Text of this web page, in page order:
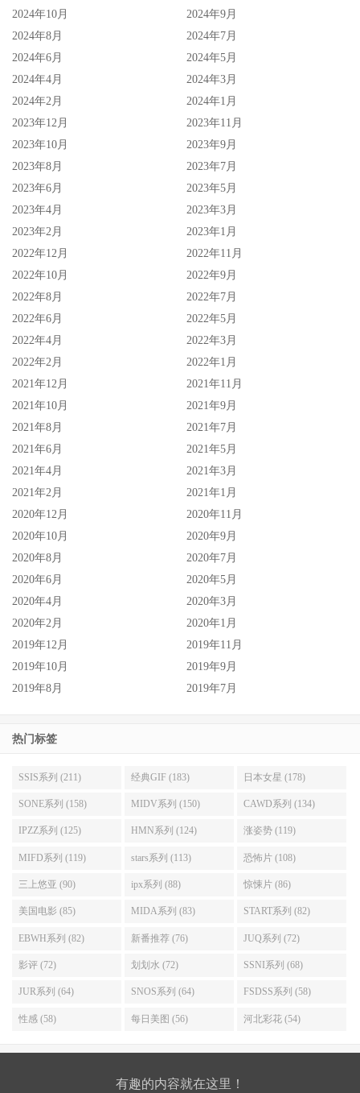
2024年10月
2024年9月
2024年8月
2024年7月
2024年6月
2024年5月
2024年4月
2024年3月
2024年2月
2024年1月
2023年12月
2023年11月
2023年10月
2023年9月
2023年8月
2023年7月
2023年6月
2023年5月
2023年4月
2023年3月
2023年2月
2023年1月
2022年12月
2022年11月
2022年10月
2022年9月
2022年8月
2022年7月
2022年6月
2022年5月
2022年4月
2022年3月
2022年2月
2022年1月
2021年12月
2021年11月
2021年10月
2021年9月
2021年8月
2021年7月
2021年6月
2021年5月
2021年4月
2021年3月
2021年2月
2021年1月
2020年12月
2020年11月
2020年10月
2020年9月
2020年8月
2020年7月
2020年6月
2020年5月
2020年4月
2020年3月
2020年2月
2020年1月
2019年12月
2019年11月
2019年10月
2019年9月
2019年8月
2019年7月
热门标签
SSIS系列 (211) 经典GIF (183) 日本女星 (178)
SONE系列 (158) MIDV系列 (150) CAWD系列 (134)
IPZZ系列 (125) HMN系列 (124) 涨姿势 (119)
MIFD系列 (119) stars系列 (113) 恐怖片 (108)
三上悠亚 (90) ipx系列 (88) 惊悚片 (86)
美国电影 (85) MIDA系列 (83) START系列 (82)
EBWH系列 (82) 新番推荐 (76) JUQ系列 (72)
影评 (72) 划划水 (72) SSNI系列 (68)
JUR系列 (64) SNOS系列 (64) FSDSS系列 (58)
性感 (58) 每日美图 (56) 河北彩花 (54)
有趣的内容就在这里！